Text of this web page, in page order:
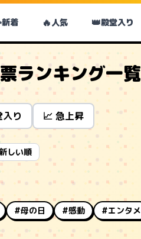
新着 🔥人気 👑殿堂入り
ランキング一覧
り 📈 急上昇
しい順
#母の日 #感動 #エンタメ